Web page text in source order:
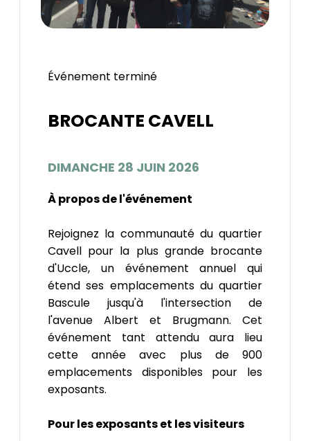
Événement terminé
BROCANTE CAVELL
DIMANCHE 28 JUIN 2026
À propos de l'événement
Rejoignez la communauté du quartier
Cavell pour la plus grande brocante
d'Uccle, un événement annuel qui
étend ses emplacements du quartier
Bascule jusqu'à l'intersection de
l'avenue Albert et Brugmann. Cet
événement tant attendu aura lieu
cette année avec plus de 900
emplacements disponibles pour les
exposants.
Pour les exposants et les visiteurs